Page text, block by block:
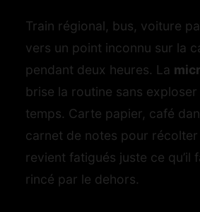
Train régional, bus, voiture
vers un point inconnu sur la
pendant deux heures. La
brise la routine sans exploser
temps. Carte papier, café
carnet de notes pour récolter
revient fatigués juste ce qu’il
rincé par le dehors.